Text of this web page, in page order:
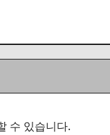
수 있습니다.